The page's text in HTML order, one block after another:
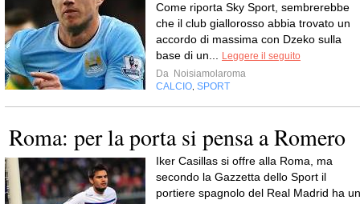
Come riporta Sky Sport, sembrerebbe
che il club giallorosso abbia trovato un
accordo di massima con Dzeko sulla
base di un...
Leggere il seguito
Da Noisiamolaroma
CALCIO SPORT
Roma: per la porta si pensa a Romero
Iker Casillas si offre alla Roma, ma
secondo la Gazzetta dello Sport il
portiere spagnolo del Real Madrid ha un